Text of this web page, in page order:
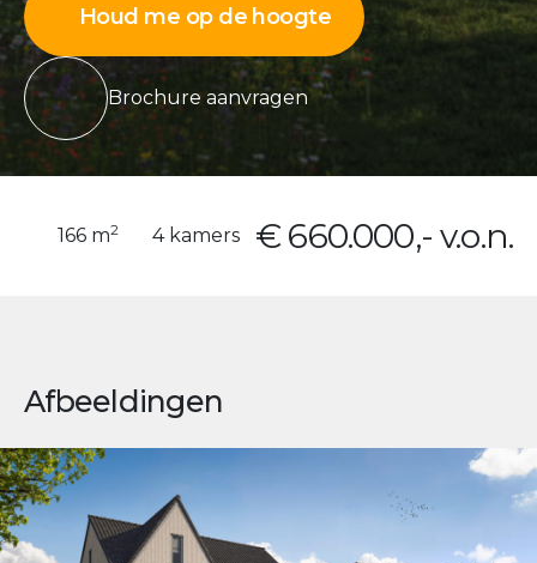
Houd me op de hoogte
Brochure aanvragen
166 m2 4 kamers € 660.000,- v.o.n.
Afbeeldingen